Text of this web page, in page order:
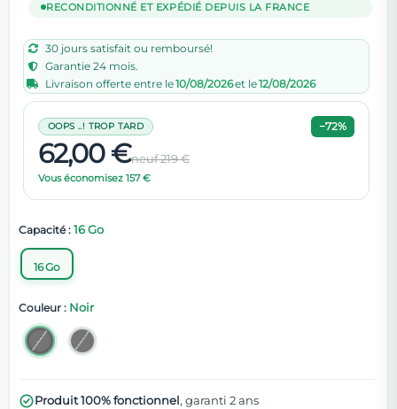
RECONDITIONNÉ ET EXPÉDIÉ DEPUIS LA FRANCE
30 jours satisfait ou remboursé!
Garantie 24 mois.
Livraison offerte entre le10/08/2026et le12/08/2026
62,00 €neuf 219 €
Vous économisez 157 €
OOPS ..! TROP TARD −72%
Capacité : 16 Go
16 Go
Couleur : Noir
Produit 100% fonctionnel, garanti 2 ans